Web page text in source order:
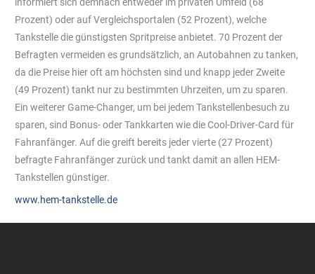
Prozent) oder auf Vergleichsportalen (52 Prozent), welche
Tankstelle die günstigsten Spritpreise anbietet. 70 Prozent der
Befragten vermeiden es grundsätzlich, an Autobahnen zu tanken,
da die Preise hier oft am höchsten sind und knapp jeder Zweite
(49 Prozent) tankt nur zu bestimmten Uhrzeiten, um zu sparen.
Ein weiterer Game-Changer, um bei jedem Tankstellenbesuch zu
sparen, sind Bonus- oder Tankkarten wie die Cool-Driver-Card für
Fahranfänger. Auf die greift bereits jeder vierte (27 Prozent)
befragte Fahranfänger zurück und tankt damit an allen HEM-
Tankstellen günstiger.
www.hem-tankstelle.de